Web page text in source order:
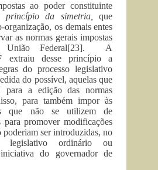
ao poder constituinte
princípio da simetria,que
organização, os demais entes
as normas gerais impostas
União Federal[23]. A
extraiu desse princípio a
do processo legislativo
do possível, aquelas que
para a edição das normas
para também impor às
que não se utilizem de
para promover modificações
poderiam ser introduzidas, no
legislativo ordinário ou
do governador de